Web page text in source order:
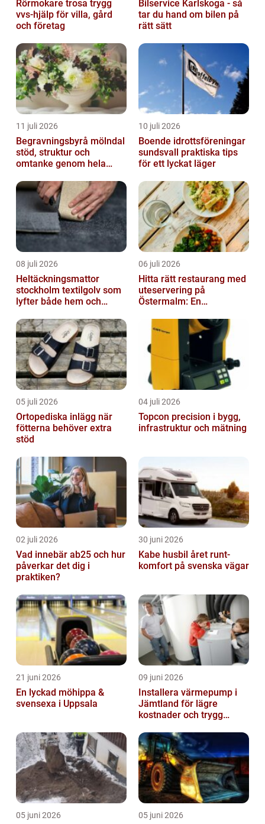
Rörmokare trosa trygg
vvs-hjälp för villa, gård
och företag
Bilservice Karlskoga - så
tar du hand om bilen på
rätt sätt
11 juli 2026
Begravningsbyrå mölndal
stöd, struktur och
omtanke genom hela
10 juli 2026
Boende idrottsföreningar
sundsvall praktiska tips
för ett lyckat läger
08 juli 2026
Heltäckningsmattor
stockholm textilgolv som
lyfter både hem och
06 juli 2026
Hitta rätt restaurang med
uteservering på
Östermalm: En
i solen
05 juli 2026
Ortopediska inlägg när
fötterna behöver extra
stöd
04 juli 2026
Topcon precision i bygg,
infrastruktur och mätning
02 juli 2026
Vad innebär ab25 och hur
påverkar det dig i
praktiken?
30 juni 2026
Kabe husbil året runt-
komfort på svenska vägar
21 juni 2026
En lyckad möhippa &
svensexa i Uppsala
09 juni 2026
Installera värmepump i
Jämtland för lägre
kostnader och trygg
05 juni 2026 05 juni 2026